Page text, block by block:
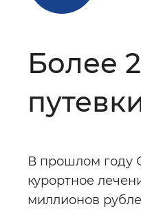
Шрифт
Интервал
Более
В прошлом году
курортное
миллионов